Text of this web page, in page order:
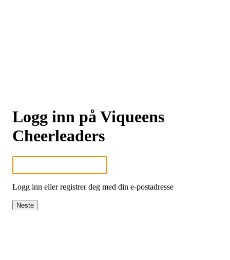
Logg inn på Viqueens
Cheerleaders
Logg inn eller registrer deg med din e-postadresse
Neste